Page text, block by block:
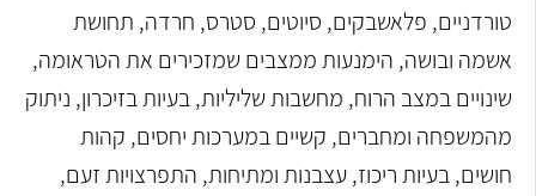
טורדניים, פלאשבקים, סיוטים, סטרס, חרדה, תחושת
אשמה ובושה, הימנעות ממצבים שמזכירים את הטראומה,
שינויים במצב הרוח, מחשבות שליליות, בעיות בזיכרון, ניתוק
מהמשפחה ומחברים, קשיים במערכות יחסים, קהות
חושים, בעיות ריכוז, עצבנות ומתיחות, התפרצויות זעם,